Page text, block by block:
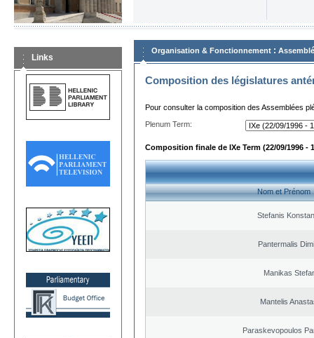
Links
Organisation & Fonctionnement :
Composition des législatures
Pour consulter la composition des Assemblées
Plenum Term:
Composition finale de IXe Term (22/09/1996 -
Nom et Prénom
Stefanis
Pantermalis
Manikas
Mantelis
Paraskevopoulos